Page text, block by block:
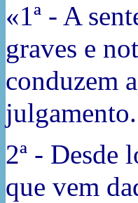
«1ª - A
graves e
conduzem
julgamento.
2ª - Desde
que vem